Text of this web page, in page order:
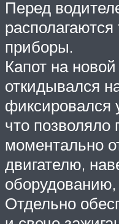
Перед
приборы.
Капот на
откидывался
фиксировался
что позволяло
моментально
двигателю,
оборудованию,
Отдельно